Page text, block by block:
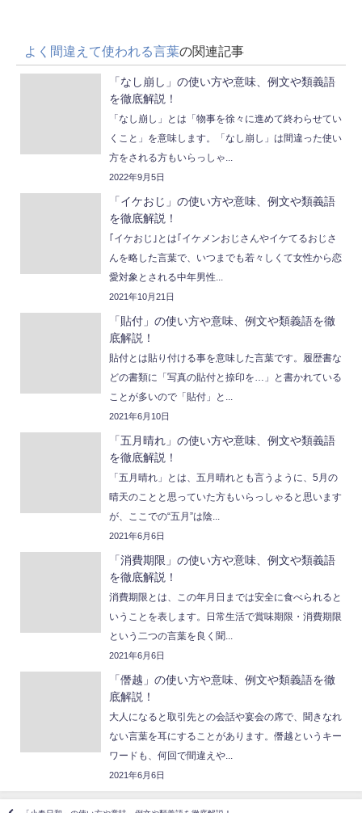
よく間違えて使われる言葉の関連記事
「なし崩し」の使い方や意味、例文や類義語
を徹底解説！
「なし崩し」とは「物事を徐々に進めて終わらせてい
くこと」を意味します。「なし崩し」は間違った使い
方をされる方もいらっしゃ...
2022年9月5日
「イケおじ」の使い方や意味、例文や類義語
を徹底解説！
｢イケおじ｣とは｢イケメンおじさんやイケてるおじさ
んを略した言葉で、いつまでも若々しくて女性から恋
愛対象とされる中年男性...
2021年10月21日
「貼付」の使い方や意味、例文や類義語を徹
底解説！
貼付とは貼り付ける事を意味した言葉です。履歴書な
どの書類に「写真の貼付と捺印を…」と書かれている
ことが多いので「貼付」と...
2021年6月10日
「五月晴れ」の使い方や意味、例文や類義語
を徹底解説！
「五月晴れ」とは、五月晴れとも言うように、5月の
晴天のことと思っていた方もいらっしゃると思います
が、ここでの“五月”は陰...
2021年6月6日
「消費期限」の使い方や意味、例文や類義語
を徹底解説！
消費期限とは、この年月日までは安全に食べられると
いうことを表します。日常生活で賞味期限・消費期限
という二つの言葉を良く聞...
2021年6月6日
「僭越」の使い方や意味、例文や類義語を徹
底解説！
大人になると取引先との会話や宴会の席で、聞きなれ
ない言葉を耳にすることがあります。僭越というキー
ワードも、何回で間違えや...
2021年6月6日